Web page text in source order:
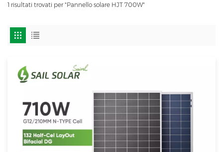
1 risultati trovati per "Pannello solare HJT 700W"